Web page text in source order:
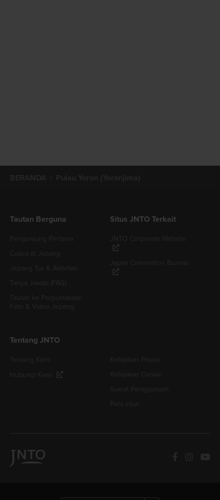
Tautan Berguna Situs JNTO Terkait
Tentang JNTO